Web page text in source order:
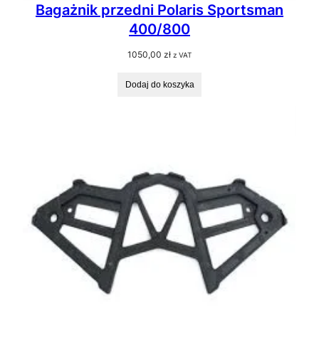
Bagażnik przedni Polaris Sportsman
400/800
1050,00 zł z VAT
Dodaj do koszyka